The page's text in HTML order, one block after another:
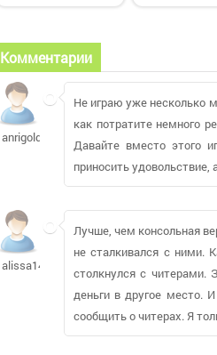
Комментарии
anrigold709
Не играю уже несколько
как потратите немного
Давайте вместо этого
приносить
alissa149
Лучше, чем консольная
не сталкивался с ними.
столкнулся с читерами.
деньги в другое место.
сообщить о читерах. Я